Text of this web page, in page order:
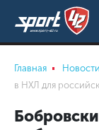
Главная Новости
в НХЛ для